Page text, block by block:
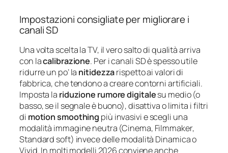
Impostazioni consigliate per migliorare i
canali SD
Una volta scelta la TV, il vero salto di qualità arriva
con lacalibrazione. Per i canali SD è spesso utile
ridurre un po’ la nitidezzarispetto ai valori di
fabbrica, che tendono a creare contorni artificiali.
Imposta la riduzione rumore digitalesu medio (o
basso, se il segnale è buono), disattiva o limita i filtri
di motion smoothing più invasivi e scegli una
modalità immagine neutra (Cinema, Filmmaker,
Standard soft) invece delle modalità Dinamica o
Vivid. In molti modelli 2026 conviene anche